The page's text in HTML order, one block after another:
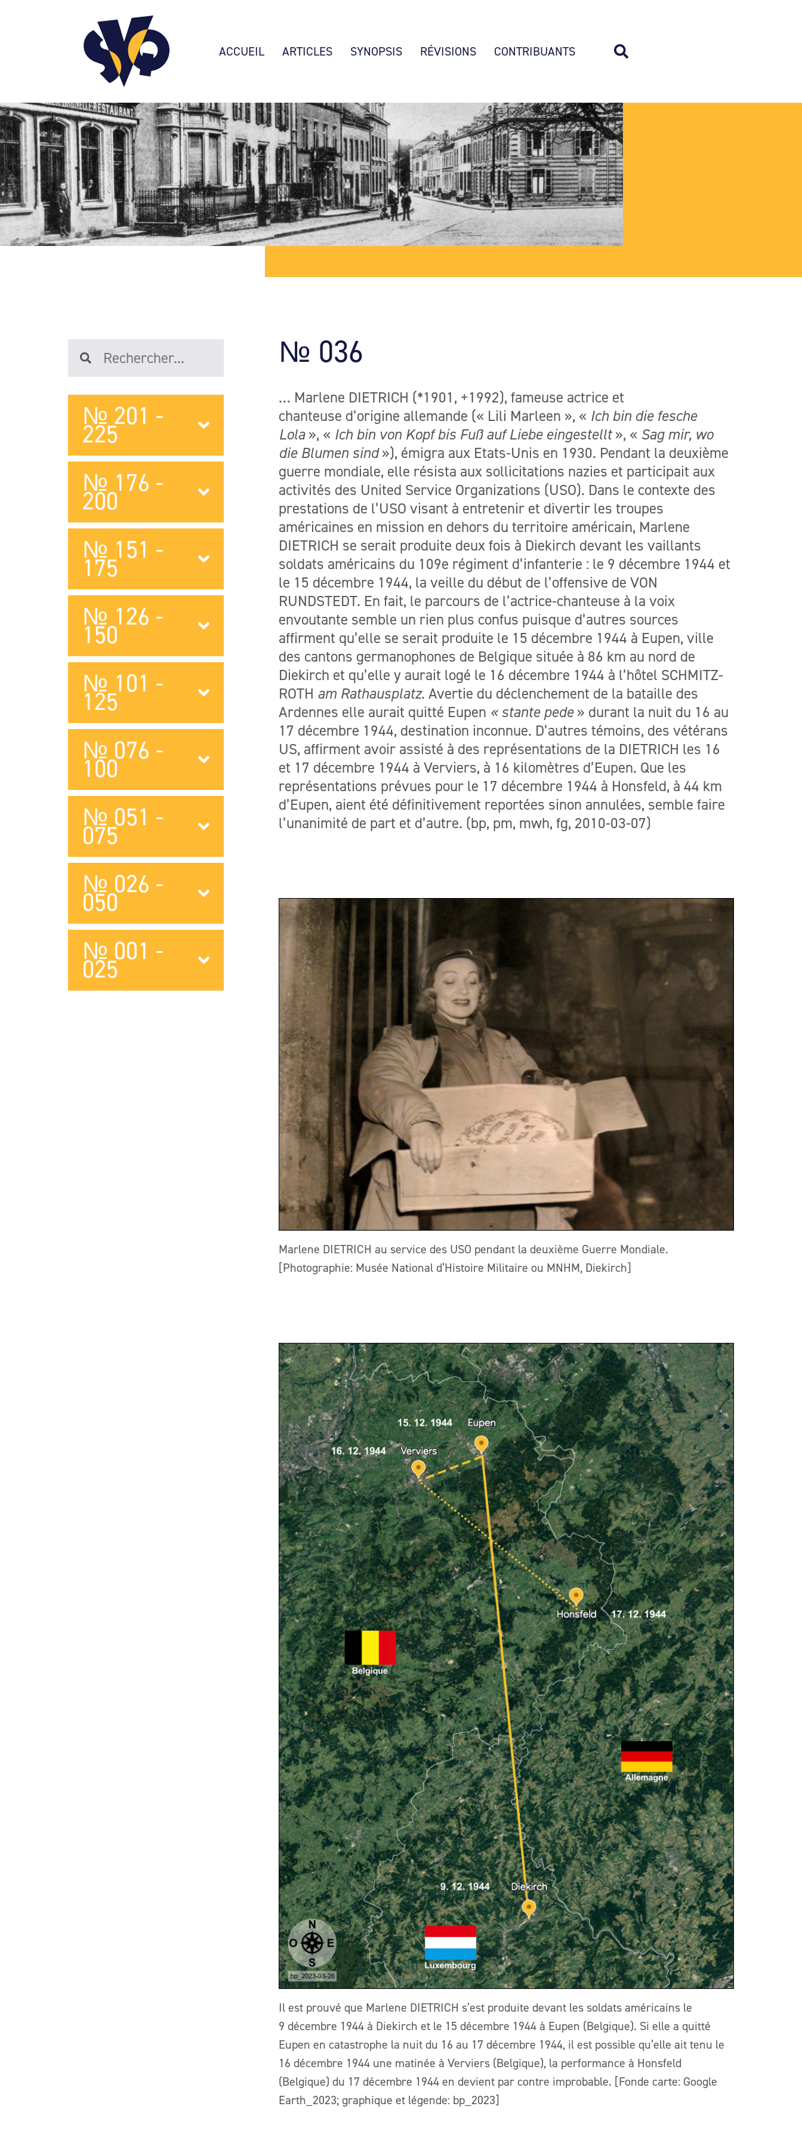
ACCUEIL ARTICLES SYNOPSIS RÉVISIONS CONTRIBUANTS
№ 001 -
025
№ 026 -
050
№ 051 -
075
№ 076 -
100
№ 101 -
125
№ 126 -
150
№ 151 -
175
№ 176 -
200
№ 201 -
225
№ 036
… Marlene DIETRICH (*1901, +1992), fameuse actrice et
chanteuse d’origine allemande (« Lili Marleen », « Ich bin die fesche
Lola», « Ich bin von Kopf bis Fuß auf Liebe eingestellt», « Sag mir, wo
die Blumen sind»), émigra aux Etats-Unis en 1930. Pendant la deuxième
guerre mondiale, elle résista aux sollicitations nazies et participait aux
activités des United Service Organizations (USO). Dans le contexte des
prestations de l’USO visant à entretenir et divertir les troupes
américaines en mission en dehors du territoire américain, Marlene
DIETRICH se serait produite deux fois à Diekirch devant les vaillants
soldats américains du 109e régiment d’infanterie : le 9 décembre 1944 et
le 15 décembre 1944, la veille du début de l’offensive de VON
RUNDSTEDT. En fait, le parcours de l’actrice-chanteuse à la voix
envoutante semble un rien plus confus puisque d’autres sources
affirment qu’elle se serait produite le 15 décembre 1944 à Eupen, ville
des cantons germanophones de Belgique située à 86 km au nord de
Diekirch et qu’elle y aurait logé le 16 décembre 1944 à l’hôtel SCHMITZ-
ROTH am Rathausplatz. Avertie du déclenchement de la bataille des
Ardennes elle aurait quitté Eupen « stante pede» durant la nuit du 16 au
17 décembre 1944, destination inconnue. D’autres témoins, des vétérans
US, affirment avoir assisté à des représentations de la DIETRICH les 16
et 17 décembre 1944 à Verviers, à 16 kilomètres d’Eupen. Que les
représentations prévues pour le 17 décembre 1944 à Honsfeld, à 44 km
d’Eupen, aient été définitivement reportées sinon annulées, semble faire
l’unanimité de part et d’autre. (bp, pm, mwh, fg, 2010-03-07)
Marlene DIETRICH au service des USO pendant la deuxième Guerre Mondiale.
[Photographie: Musée National d’Histoire Militaire ou MNHM, Diekirch]
Il est prouvé que Marlene DIETRICH s’est produite devant les soldats américains le
9 décembre 1944 à Diekirch et le 15 décembre 1944 à Eupen (Belgique). Si elle a quitté
Eupen en catastrophe la nuit du 16 au 17 décembre 1944, il est possible qu’elle ait tenu le
16 décembre 1944 une matinée à Verviers (Belgique), la performance à Honsfeld
(Belgique) du 17 décembre 1944 en devient par contre improbable. [Fonde carte: Google
Earth_2023; graphique et légende: bp_2023]